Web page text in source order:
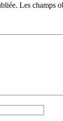
Les champs